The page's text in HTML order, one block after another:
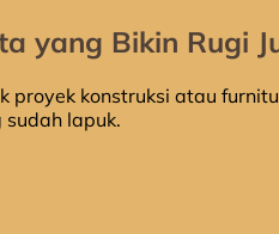
yang Bikin Rugi
proyek konstruksi atau
lapuk.